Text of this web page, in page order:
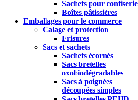
Sachets pour confiserie
Boîtes pâtissières
Emballages pour le commerce
Calage et protection
Frisures
Sacs et sachets
Sachets écornés
Sacs bretelles
oxobiodégradables
Sacs à poignées
découpées simples